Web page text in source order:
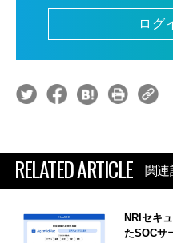
ログ
RELATED ARTICLE 関連
NRIセキ
たSOCサ